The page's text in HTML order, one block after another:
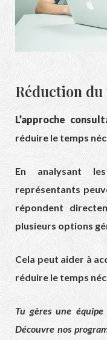
Réduction du
L’approche
réduire le temps
En analysant
représentants
répondent
plusieurs options
Cela peut aider à
réduire le temps
Tu gères une
Découvre nos